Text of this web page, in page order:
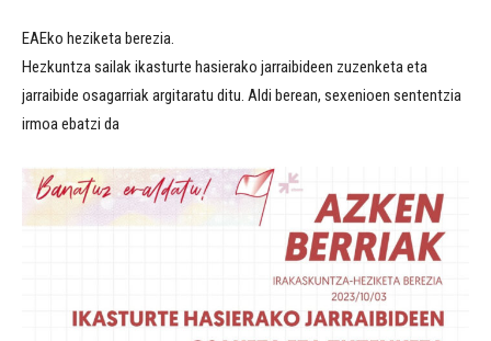
EAEko heziketa berezia.
Hezkuntza sailak ikasturte hasierako jarraibideen zuzenketa eta
jarraibide osagarriak argitaratu ditu. Aldi berean, sexenioen sententzia
irmoa ebatzi da